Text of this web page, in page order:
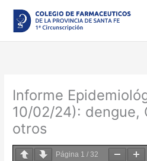
contenido
Informe
10/02/24): dengue,
otros
Página 1 /32